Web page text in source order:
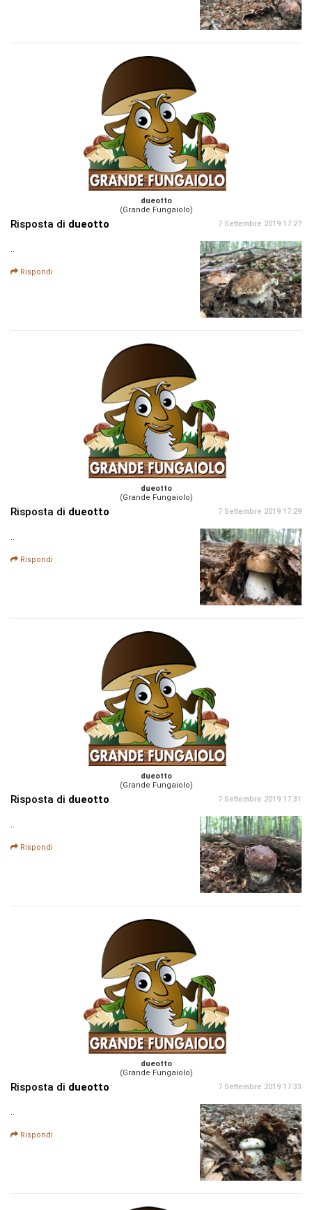
dueotto
(Grande Fungaiolo)
Risposta di dueotto 7 Settembre 2019 17:27
..
Rispondi
dueotto
(Grande Fungaiolo)
Risposta di dueotto 7 Settembre 2019 17:29
..
Rispondi
dueotto
(Grande Fungaiolo)
Risposta di dueotto 7 Settembre 2019 17:31
..
Rispondi
dueotto
(Grande Fungaiolo)
Risposta di dueotto 7 Settembre 2019 17:33
..
Rispondi